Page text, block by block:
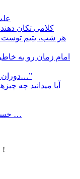
کلامی تکان
هر شب، یتیم توست
امام زمان رو به
“دوران با تـــــــــو بــودن؛ دوران بدون ظلم…”
آیا میدانید چه
خسته شدن از ظلم به تنهایی کافی نیست …
متاسفانه فایل یا صفحه مورد نظر یافت نشد !